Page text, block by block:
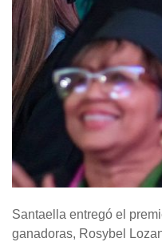
Santaella entregó el
ganadoras, Rosybel